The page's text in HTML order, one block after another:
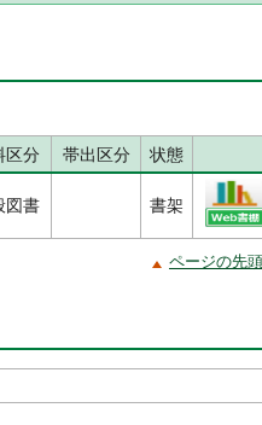
区分 帯出区分 状態
図書 書架
ページの先